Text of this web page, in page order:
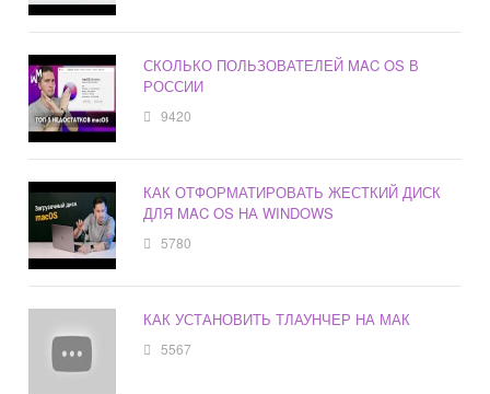
СКОЛЬКО ПОЛЬЗОВАТЕЛЕЙ MAC OS В
РОССИИ
9420
КАК ОТФОРМАТИРОВАТЬ ЖЕСТКИЙ ДИСК
ДЛЯ MAC OS НА WINDOWS
5780
КАК УСТАНОВИТЬ ТЛАУНЧЕР НА МАК
5567